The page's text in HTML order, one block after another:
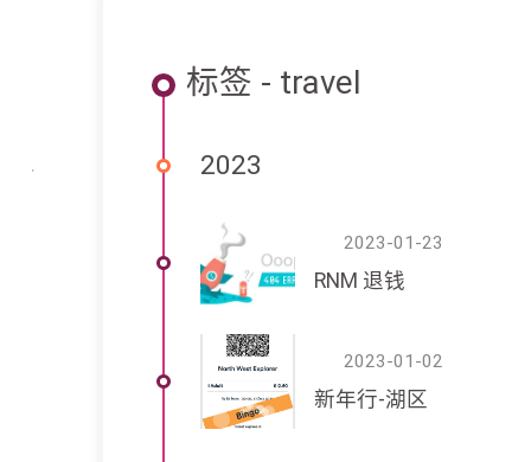
标签 - travel
2023
2023-01-23
RNM 退钱
2023-01-02
新年行-湖区